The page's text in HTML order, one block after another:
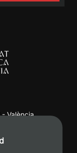
València